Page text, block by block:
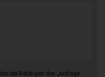
bei Betätigen des „Anfrage